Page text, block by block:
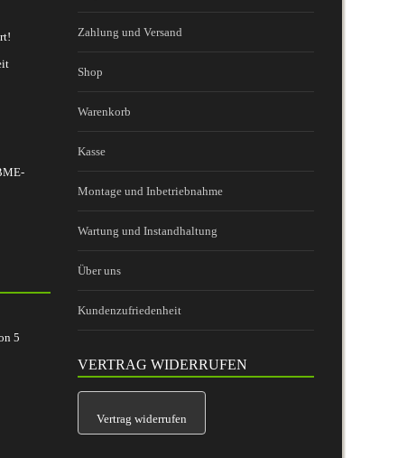
5
Zahlung und Versand
Shop
Warenkorb
Kasse
Montage und Inbetriebnahme
Wartung und Instandhaltung
Über uns
Kundenzufriedenheit
VERTRAG WIDERRUFEN
Vertrag widerrufen